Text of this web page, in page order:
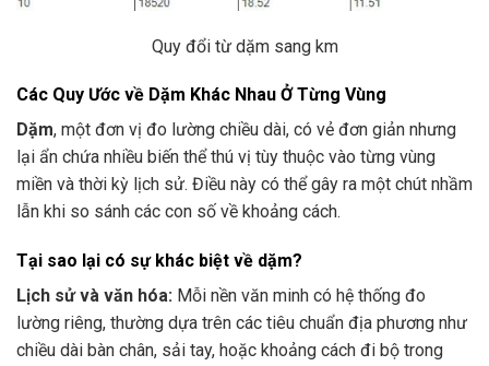
Quy đổi từ dặm sang km
Các Quy Ước về Dặm Khác Nhau Ở Từng Vùng
Dặm, một đơn vị đo lường chiều dài, có vẻ đơn giản nhưng
lại ẩn chứa nhiều biến thể thú vị tùy thuộc vào từng vùng
miền và thời kỳ lịch sử. Điều này có thể gây ra một chút nhầm
lẫn khi so sánh các con số về khoảng cách.
Tại sao lại có sự khác biệt về dặm?
Lịch sử và văn hóa: Mỗi nền văn minh có hệ thống đo
lường riêng, thường dựa trên các tiêu chuẩn địa phương như
chiều dài bàn chân, sải tay, hoặc khoảng cách đi bộ trong